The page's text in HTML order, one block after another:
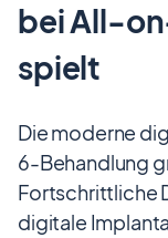
bei All-
spielt
Die moderne
6-Behandlung
Fortschrittliche
digitale